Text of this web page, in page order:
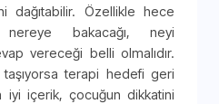
dağıtabilir. Özellikle hece
nereye bakacağı, neyi
vereceği belli olmalıdır.
terapi hedefi geri
iyi içerik, çocuğun dikkatini